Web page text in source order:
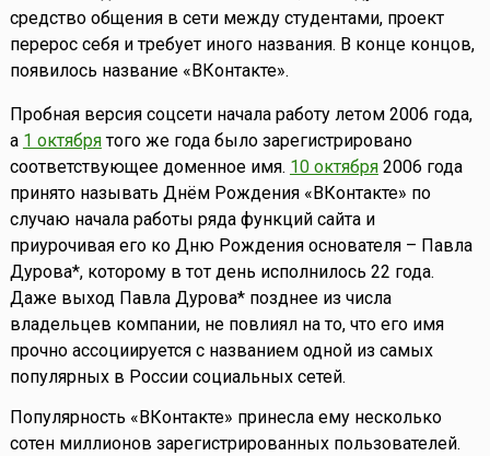
средство общения в сети между студентами, проект
перерос себя и требует иного названия. В конце концов,
появилось название «ВКонтакте».
Пробная версия соцсети начала работу летом 2006 года,
а 1 октябрятого же года было зарегистрировано
соответствующее доменное имя. 10 октября2006 года
принято называть Днём Рождения «ВКонтакте» по
случаю начала работы ряда функций сайта и
приурочивая его ко Дню Рождения основателя – Павла
Дурова*, которому в тот день исполнилось 22 года.
Даже выход Павла Дурова* позднее из числа
владельцев компании, не повлиял на то, что его имя
прочно ассоциируется с названием одной из самых
популярных в России социальных сетей.
Популярность «ВКонтакте» принесла ему несколько
сотен миллионов зарегистрированных пользователей.